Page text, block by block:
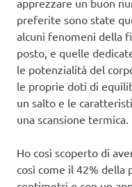
preferite sono state
alcuni fenomeni della
posto, e quelle
le potenzialità del
le proprie doti di
un salto e le
una scansione termica.
Ho così scoperto di
così come il 42% della